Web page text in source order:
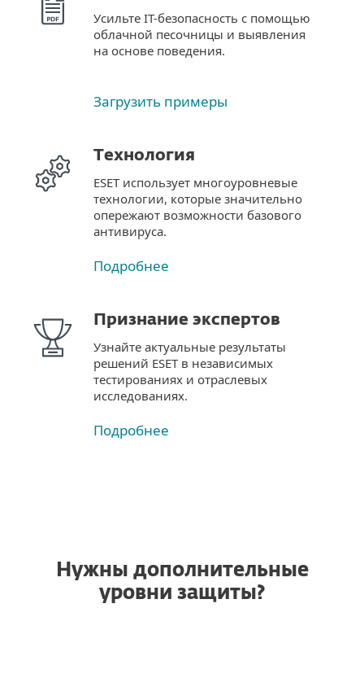
Усильте IT-безопасность с помощью
облачной песочницы и выявления
на основе поведения.
Загрузить примеры
Технология
ESET использует многоуровневые
технологии, которые значительно
опережают возможности базового
антивируса.
Подробнее
Признание экспертов
Узнайте актуальные результаты
решений ESET в независимых
тестированиях и отраслевых
исследованиях.
Подробнее
Нужны дополнительные
уровни защиты?